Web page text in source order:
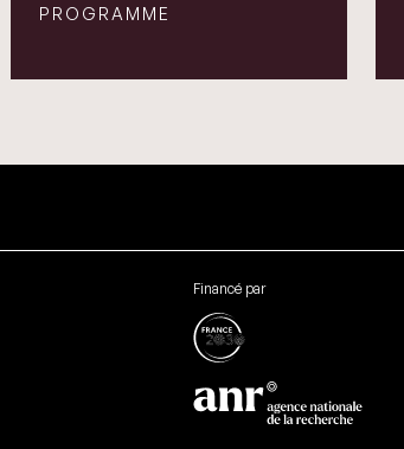
PROGRAMME
Financé par